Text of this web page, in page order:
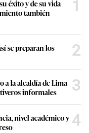
éxito y de su vida
también
1
se preparan los
2
a la alcaldía de Lima
informales
3
nivel académico y 4